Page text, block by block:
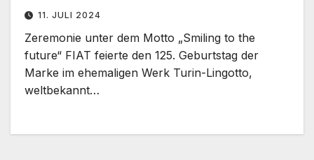
11. JULI 2024
Zeremonie unter dem Motto „Smiling to the
future“ FIAT feierte den 125. Geburtstag der
Marke im ehemaligen Werk Turin-Lingotto,
weltbekannt…